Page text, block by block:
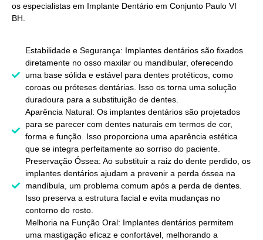
os especialistas em Implante Dentário em Conjunto Paulo VI
BH
Estabilidade e Segurança: Implantes dentários são fixados
diretamente no osso maxilar ou mandibular, oferecendo
uma base sólida e estável para dentes protéticos, como
coroas ou próteses dentárias. Isso os torna uma solução
duradoura para a substituição de dentes.
Aparência Natural: Os implantes dentários são projetados
para se parecer com dentes naturais em termos de cor,
forma e função. Isso proporciona uma aparência estética
que se integra perfeitamente ao sorriso do paciente.
Preservação Óssea: Ao substituir a raiz do dente perdido, os
implantes dentários ajudam a prevenir a perda óssea na
mandíbula, um problema comum após a perda de dentes.
Isso preserva a estrutura facial e evita mudanças no
contorno do rosto.
Melhoria na Função Oral: Implantes dentários permitem
uma mastigação eficaz e confortável, melhorando a